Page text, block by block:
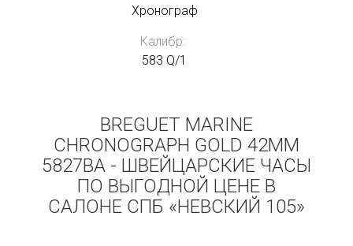
Хронограф
Калибр:
583 Q/1
BREGUET MARINE
CHRONOGRAPH GOLD 42MM
5827BA - ШВЕЙЦАРСКИЕ ЧАСЫ
ПО ВЫГОДНОЙ ЦЕНЕ В
САЛОНЕ СПБ «НЕВСКИЙ 105»